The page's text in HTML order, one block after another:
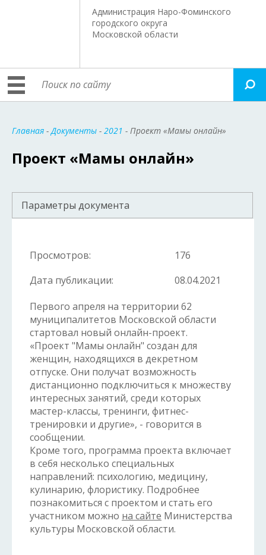
Администрация Наро-Фоминского
городского округа
Московской области
Главная -Документы - 2021 - Проект «Мамы онлайн»
Проект «Мамы онлайн»
Параметры документа
Просмотров:
176
Дата публикации:
08.04.2021
Первого апреля на территории 62
муниципалитетов Московской области
стартовал новый онлайн-проект.
«Проект "Мамы онлайн" создан для
женщин, находящихся в декретном
отпуске. Они получат возможность
дистанционно подключиться к множеству
интересных занятий, среди которых
мастер-классы, тренинги, фитнес-
тренировки и другие», - говорится в
сообщении.
Кроме того, программа проекта включает
в себя несколько специальных
направлений: психологию, медицину,
кулинарию, флористику. Подробнее
познакомиться с проектом и стать его
участником можно на сайте Министерства
культуры Московской области.